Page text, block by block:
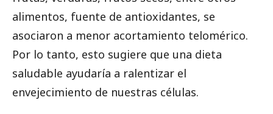
alimentos, fuente de antioxidantes, se
asociaron a menor acortamiento telomérico.
Por lo tanto, esto sugiere que una dieta
saludable ayudaría a ralentizar el
envejecimiento de nuestras células.